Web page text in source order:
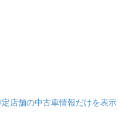
店舗の中古車情報だけを表示